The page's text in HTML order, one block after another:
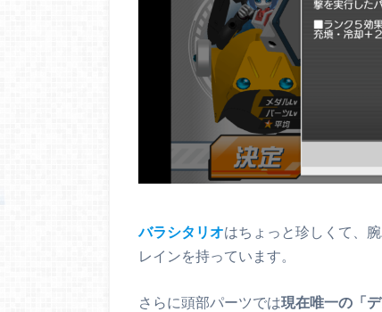
バラシタリオはちょっと珍しくて、
レインを持っています。
さらに頭部パーツでは現在唯一の「